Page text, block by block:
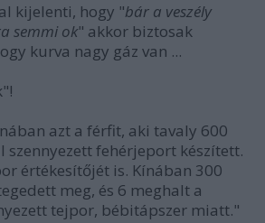
kijelenti, hogy "bár a veszély
semmi ok" akkor biztosak
kurva nagy gáz van ...
azt a férfit, aki tavaly 600
fehérjeport készített.
értékesítőjét is. Kínában 300
meg, és 6 meghalt a
tejpor, bébitápszer miatt."